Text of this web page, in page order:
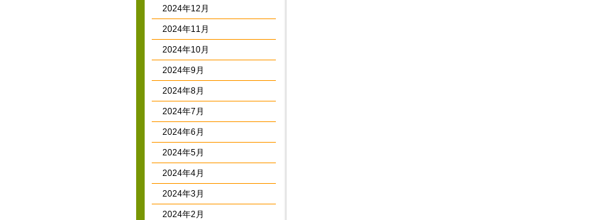
2024年12月
2024年11月
2024年10月
2024年9月
2024年8月
2024年7月
2024年6月
2024年5月
2024年4月
2024年3月
2024年2月